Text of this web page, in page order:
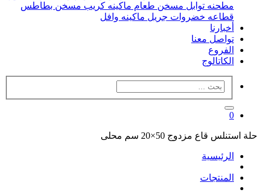
مطحنه توابل مسخن طعام ماكينه كريب مسخن بطاطس
قطاعه خضروات جريل ماكينه وافل
أخبارنا
تواصل معنا
الفروع
الكاتالوج
0
حلة استنلس قاع مزدوج 50×20 سم محلى
الرئيسية
المنتجات